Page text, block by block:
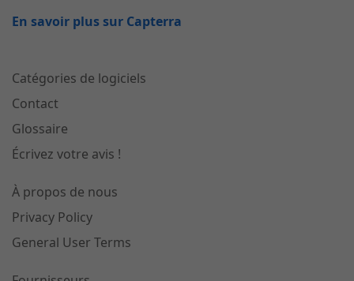
En savoir plus sur Capterra
Catégories de logiciels
Contact
Glossaire
Écrivez votre avis !
À propos de nous
Privacy Policy
General User Terms